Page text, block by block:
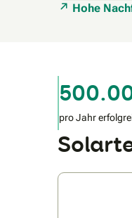
Hohe
pro Jahr